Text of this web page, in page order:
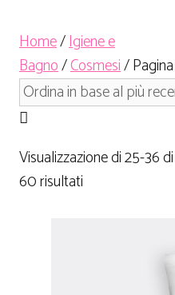
Home/Igiene e
Bagno/Cosmesi/
Visualizzazione di 25-36 di
60 risultati